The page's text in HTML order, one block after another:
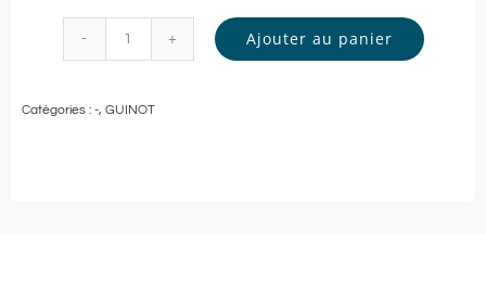
Guinot
Ajouter au panier
Catégories : -, GUINOT